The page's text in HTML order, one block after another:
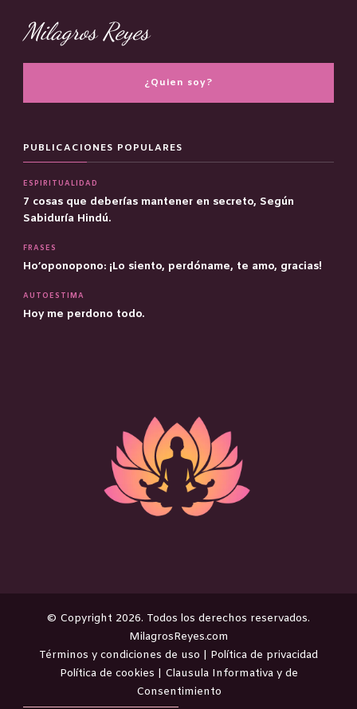
Milagros Reyes
¿Quien soy?
PUBLICACIONES POPULARES
ESPIRITUALIDAD
7 cosas que deberías mantener en secreto, Según
Sabiduría Hindú.
FRASES
Ho’oponopono: ¡Lo siento, perdóname, te amo, gracias!
AUTOESTIMA
Hoy me perdono todo.
©️ Copyright 2026. Todos los derechos reservados.
MilagrosReyes.com
Términos y condiciones de uso
Política de privacidad
Política de cookies
Clausula Informativa y de
Consentimiento